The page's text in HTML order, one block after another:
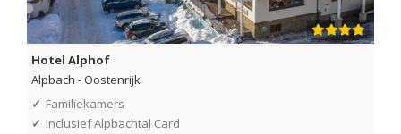
Hotel Alphof
Alpbach -Oostenrijk
✓ Familiekamers
✓ Inclusief Alpbachtal Card